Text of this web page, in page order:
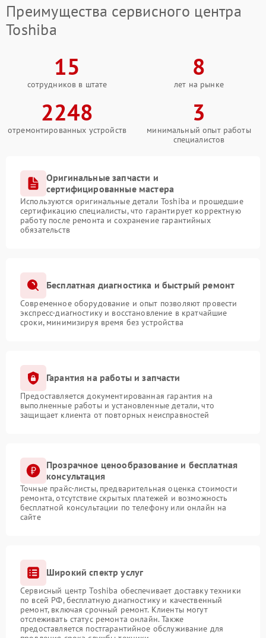
Преимущества сервисного центра
Toshiba
15
сотрудников в штате
8
лет на рынке
2248
отремонтированных устройств
3
минимальный опыт работы
специалистов
Оригинальные запчасти и
сертифицированные мастера
Используются оригинальные детали Toshiba и прошедшие
сертификацию специалисты, что гарантирует корректную
работу после ремонта и сохранение гарантийных
обязательств
Бесплатная диагностика и быстрый ремонт
Современное оборудование и опыт позволяют провести
экспресс-диагностику и восстановление в кратчайшие
сроки, минимизируя время без устройства
Гарантия на работы и запчасти
Предоставляется документированная гарантия на
выполненные работы и установленные детали, что
защищает клиента от повторных неисправностей
Прозрачное ценообразование и бесплатная
консультация
Точные прайс-листы, предварительная оценка стоимости
ремонта, отсутствие скрытых платежей и возможность
бесплатной консультации по телефону или онлайн на
сайте
Широкий спектр услуг
Сервисный центр Toshiba обеспечивает доставку техники
по всей РФ, бесплатную диагностику и качественный
ремонт, включая срочный ремонт. Клиенты могут
отслеживать статус ремонта онлайн. Также
предоставляется постгарантийное обслуживание для